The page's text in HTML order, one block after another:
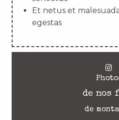
Et netus et
egestas
de nos
de